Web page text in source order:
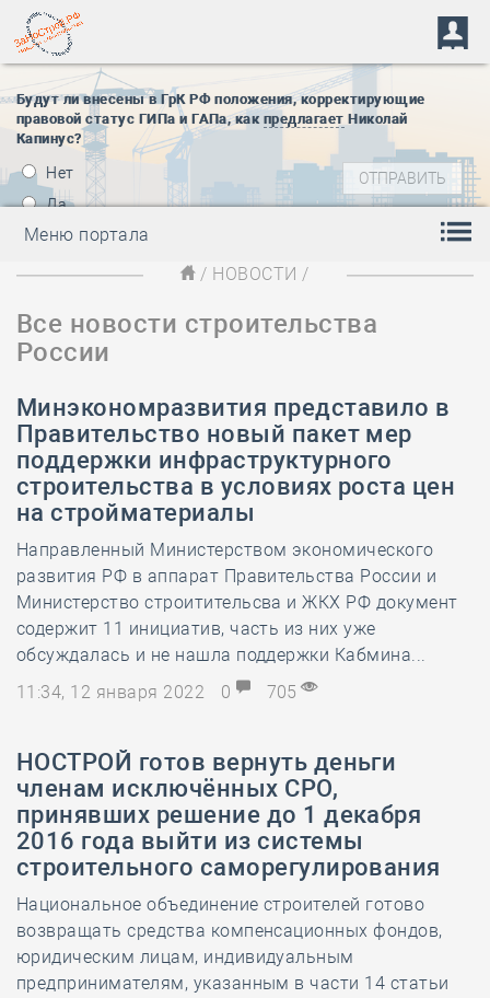
Будут ли внесены в ГрК РФ положения, корректирующие
правовой статус ГИПа и ГАПа, как предлагает Николай
Капинус?
Нет
Да
Меню портала
/ НОВОСТИ /
Все новости строительства
России
Минэкономразвития представило в
Правительство новый пакет мер
поддержки инфраструктурного
строительства в условиях роста цен
на стройматериалы
Направленный Министерством экономического
развития РФ в аппарат Правительства России и
Министерство строитительсва и ЖКХ РФ документ
содержит 11 инициатив, часть из них уже
обсуждалась и не нашла поддержки Кабмина...
11:34, 12 января 2022
0 705
НОСТРОЙ готов вернуть деньги
членам исключённых СРО,
принявших решение до 1 декабря
2016 года выйти из системы
строительного саморегулирования
Национальное объединение строителей готово
возвращать средства компенсационных фондов,
юридическим лицам, индивидуальным
предпринимателям, указанным в части 14 статьи